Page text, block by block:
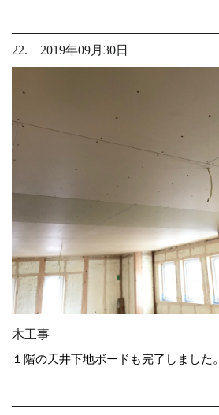
22. 2019年09月30日
木工事
１階の天井下地ボードも完了しました。